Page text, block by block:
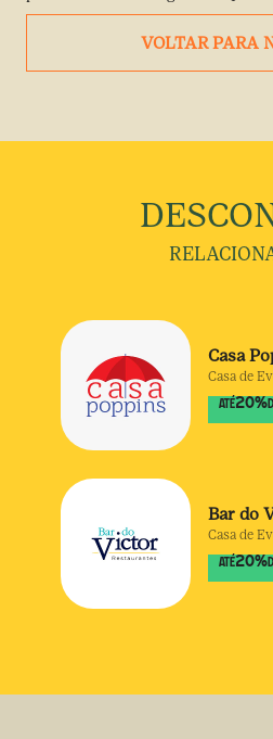
VOLTAR PARA
Casa
Casa de
ATÉ20%
Bar do
Casa de
ATÉ20%